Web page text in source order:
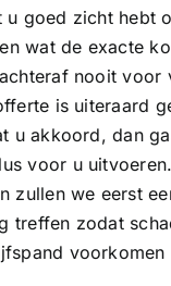
u goed zicht hebt
wat de exacte
nooit voor
is uiteraard
u akkoord, dan
voor u
zullen we eerst
treffen zodat
voorkomen